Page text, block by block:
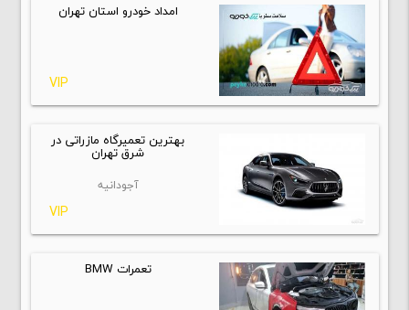
امداد خودرو استان تهران
VIP
بهترین تعمیرگاه مازراتی در
شرق تهران
آجودانیه
VIP
تعمرات BMW